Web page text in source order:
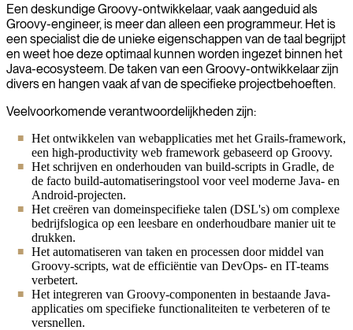
Een deskundige Groovy-ontwikkelaar, vaak aangeduid als
Groovy-engineer, is meer dan alleen een programmeur. Het is
een specialist die de unieke eigenschappen van de taal begrijpt
en weet hoe deze optimaal kunnen worden ingezet binnen het
Java-ecosysteem. De taken van een Groovy-ontwikkelaar zijn
divers en hangen vaak af van de specifieke projectbehoeften.
Veelvoorkomende verantwoordelijkheden zijn:
Het ontwikkelen van webapplicaties met het Grails-framework,
een high-productivity web framework gebaseerd op Groovy.
Het schrijven en onderhouden van build-scripts in Gradle, de
de facto build-automatiseringstool voor veel moderne Java- en
Android-projecten.
Het creëren van domeinspecifieke talen (DSL's) om complexe
bedrijfslogica op een leesbare en onderhoudbare manier uit te
drukken.
Het automatiseren van taken en processen door middel van
Groovy-scripts, wat de efficiëntie van DevOps- en IT-teams
verbetert.
Het integreren van Groovy-componenten in bestaande Java-
applicaties om specifieke functionaliteiten te verbeteren of te
versnellen.